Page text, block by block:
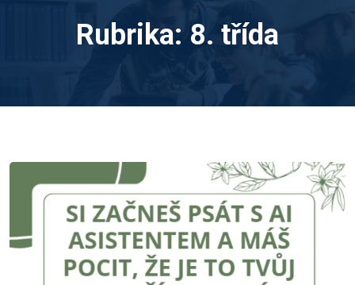
Rubrika: 8. třída